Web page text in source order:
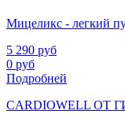
Мицеликс - легкий
5 290 руб
0 руб
Подробней
CARDIOWELL ОТ